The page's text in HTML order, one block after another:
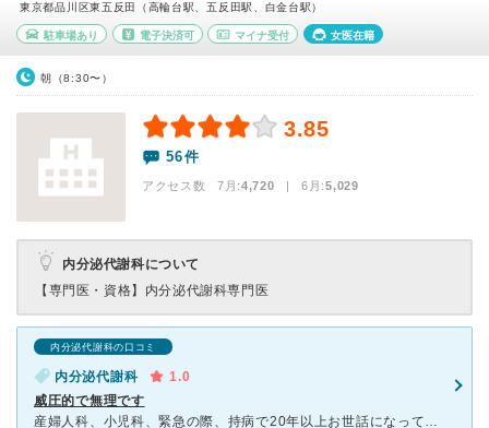
東京都品川区東五反田（高輪台駅、五反田駅、白金台駅）
駐車場あり 電子決済可 マイナ受付 女医在籍
朝（8:30〜）
3.85
56件
アクセス数 7月:4,720 | 6月:5,029
内分泌代謝科について
【専門医・資格】 内分泌代謝科専門医
内分泌代謝科の口コミ
内分泌代謝科
1.0
威圧的で無理です
産婦人科、小児科、緊急の際、持病で20年以上お世話になっていて、とても親切で信頼してきました。2年ほど前に内分泌科の担当の先生が変わり、何でも相談出来るお医者さんではなくなりました。前回、数少ない採血